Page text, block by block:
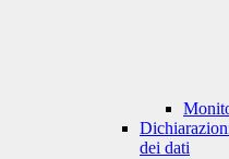
dei dati